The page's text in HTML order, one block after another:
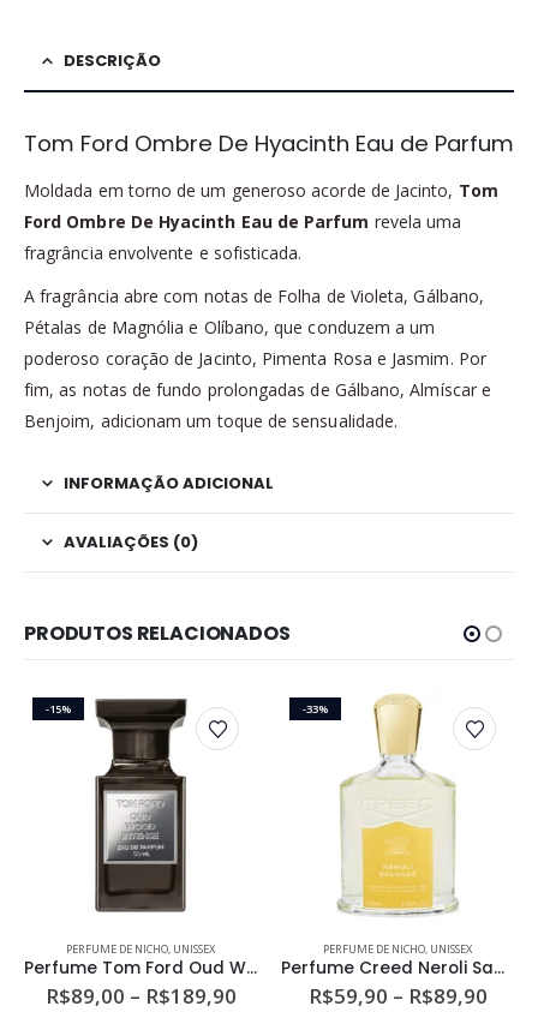
DESCRIÇÃO
Tom Ford Ombre De Hyacinth Eau de Parfum
Moldada em torno de um generoso acorde de Jacinto, Tom
Ford Ombre De Hyacinth Eau de Parfum revela uma
fragrância envolvente e sofisticada.
A fragrância abre com notas de Folha de Violeta, Gálbano,
Pétalas de Magnólia e Olíbano, que conduzem a um
poderoso coração de Jacinto, Pimenta Rosa e Jasmim. Por
fim, as notas de fundo prolongadas de Gálbano, Almíscar e
Benjoim, adicionam um toque de sensualidade.
INFORMAÇÃO ADICIONAL
AVALIAÇÕES (0)
PRODUTOS RELACIONADOS
-15%
Este produto tem várias variantes. As opções podem ser escolhidas na página do produto
PERFUME DE NICHO, UNISSEX
Perfume Tom Ford Oud Wood Intense Unissex Eau de Parfum
R$89,00 – R$189,90Faixa
-33%
Este produto tem várias variantes. As opções podem ser escolhidas na página do produto
PERFUME DE NICHO, UNISSEX
Perfume Creed Neroli Sauvage Unissex Eau de Parfum
R$59,90 – R$89,90Faixa